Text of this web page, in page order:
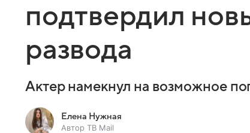
подтвердил
развода
Актер намекнул на возможное
Елена Нужная
Автор ТВ Mail